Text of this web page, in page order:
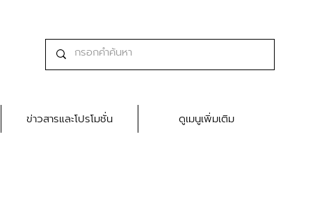
ข่าวสารและโปรโมชั่น ดูเมนูเพิ่มเติม